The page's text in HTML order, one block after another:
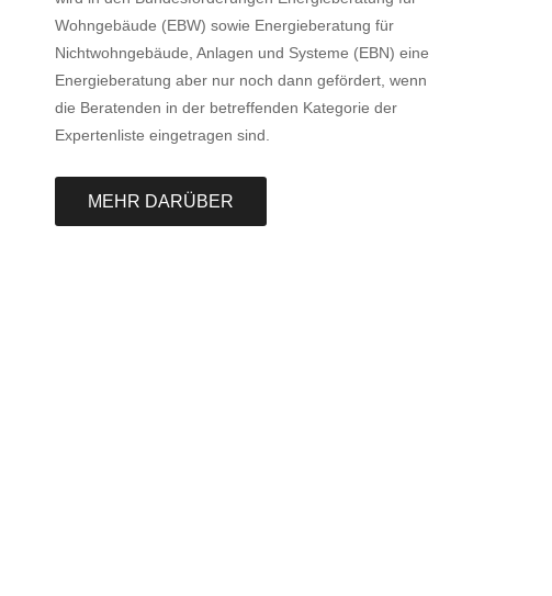
Wohngebäude (EBW) sowie Energieberatung für
Nichtwohngebäude, Anlagen und Systeme (EBN) eine
Energieberatung aber nur noch dann gefördert, wenn
die Beratenden in der betreffenden Kategorie der
Expertenliste eingetragen sind.
MEHR DARÜBER